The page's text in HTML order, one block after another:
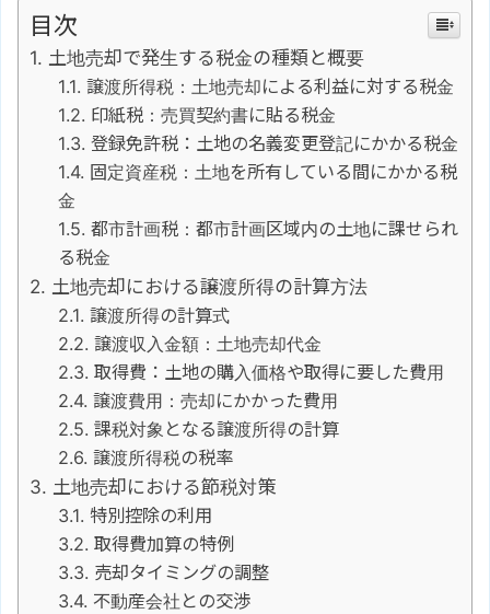
目次
土地売却で発生する税金の種類と概要
譲渡所得税：土地売却による利益に対する税金
印紙税：売買契約書に貼る税金
登録免許税：土地の名義変更登記にかかる税金
固定資産税：土地を所有している間にかかる税
金
都市計画税：都市計画区域内の土地に課せられ
る税金
土地売却における譲渡所得の計算方法
譲渡所得の計算式
譲渡収入金額：土地売却代金
取得費：土地の購入価格や取得に要した費用
譲渡費用：売却にかかった費用
課税対象となる譲渡所得の計算
譲渡所得税の税率
土地売却における節税対策
特別控除の利用
取得費加算の特例
売却タイミングの調整
不動産会社との交渉